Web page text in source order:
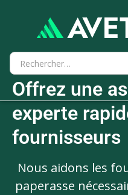
Offrez une
experte
fournisseurs
Nous aidons les
paperasse